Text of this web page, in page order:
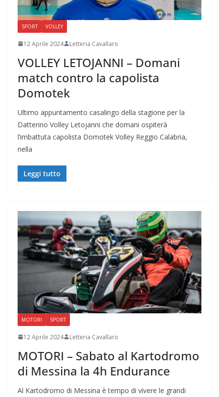
SPORT VOLLEY
12 Aprile 2024 Letteria Cavallaro
VOLLEY LETOJANNI – Domani
match contro la capolista
Domotek
Ultimo appuntamento casalingo della stagione per la
Datterino Volley Letojanni che domani ospiterà
l’imbattuta capolista Domotek Volley Reggio Calabria,
nella
Leggi tutto
MOTORI SPORT
12 Aprile 2024 Letteria Cavallaro
MOTORI – Sabato al Kartodromo
di Messina la 4h Endurance
Al Kartodromo di Messina è tempo di vivere le grandi